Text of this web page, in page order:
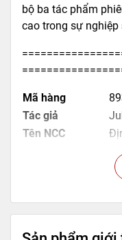
bộ ba tác phẩm
cao trong sự nghiệp
Mã hàng
Tác giả
Tên NCC
Số trang